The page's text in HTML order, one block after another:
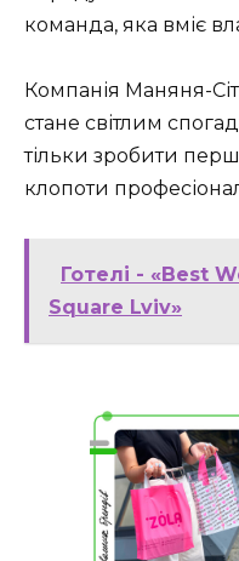
команда, яка вміє
Компанія Маняня-
стане світлим
тільки зробити
клопоти
Готелі - «Best
Square Lviv»